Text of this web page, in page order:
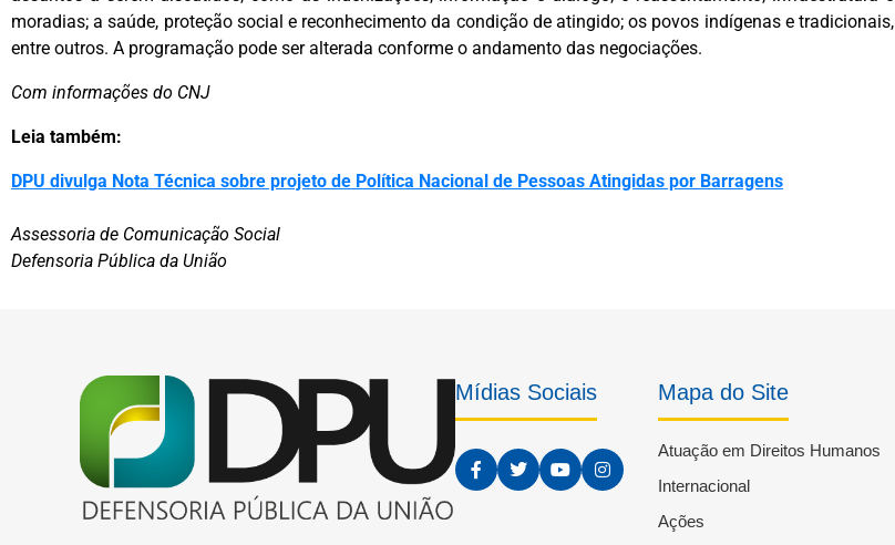
moradias; a saúde, proteção social e reconhecimento da condição de atingido; os povos indígenas e tradicionais,
entre outros. A programação pode ser alterada conforme o andamento das negociações.
Com informações do CNJ
Leia também:
DPU divulga Nota Técnica sobre projeto de Política Nacional de Pessoas Atingidas por Barragens
Assessoria de Comunicação Social
Defensoria Pública da União
Mídias Sociais Mapa do Site
Atuação em Direitos Humanos
Internacional
Ações